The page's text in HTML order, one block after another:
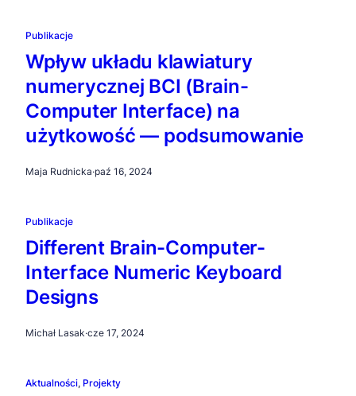
Publikacje
Wpływ układu klawiatury
numerycznej BCI (Brain-
Computer Interface) na
użytkowość — podsumowanie
Maja Rudnicka·paź 16, 2024
Publikacje
Different Brain-Computer-
Interface Numeric Keyboard
Designs
Michał Lasak·cze 17, 2024
Aktualności, Projekty